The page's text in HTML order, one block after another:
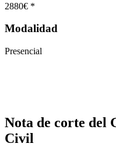
2880€ *
Modalidad
Presencial
Nota de corte del
Civil